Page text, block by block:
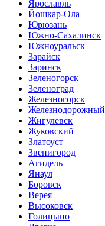
Ярославль
Йошкар-Ола
Юрюзань
Южно-Сахалинск
Южноуральск
Зарайск
Заринск
Зеленогорск
Зеленоград
Железногорск
Железнодорожный
Жигулевск
Жуковский
Златоуст
Звенигород
Агидель
Янаул
Боровск
Верея
Высоковск
Голицыно